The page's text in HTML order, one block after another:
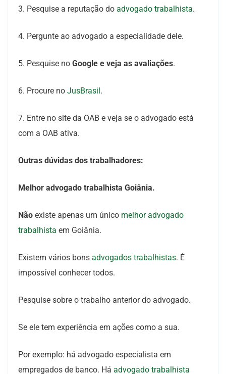
3. Pesquise a reputação do advogado trabalhista.
4. Pergunte ao advogado a especialidade dele.
5. Pesquise no Google e veja as avaliações.
6. Procure no JusBrasil.
7. Entre no site da OAB e veja se o advogado está
com a OAB ativa.
Outras dúvidas dos trabalhadores:
Melhor advogado trabalhista Goiânia.
Não existe apenas um único melhor advogado
trabalhista em Goiânia.
Existem vários bons advogados trabalhistas. É
impossível conhecer todos.
Pesquise sobre o trabalho anterior do advogado.
Se ele tem experiência em ações como a sua.
Por exemplo: há advogado especialista em
empregados de banco. Há advogado trabalhista